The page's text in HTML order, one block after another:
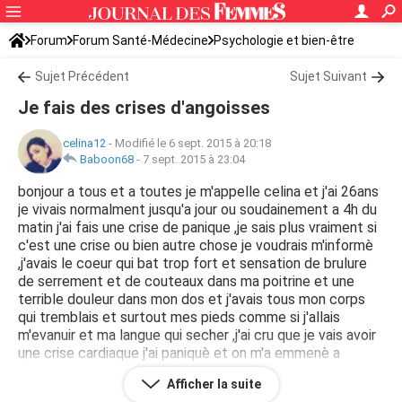
Forum Forum Santé-Médecine Psychologie et bien-être
Sujet Précédent Sujet Suivant
Je fais des crises d'angoisses
celina12 - Modifié le 6 sept. 2015 à 20:18
Baboon68 - 7 sept. 2015 à 23:04
bonjour a tous et a toutes je m'appelle celina et j'ai 26ans
je vivais normalment jusqu'a jour ou soudainement a 4h du
matin j'ai fais une crise de panique ,je sais plus vraiment si
c'est une crise ou bien autre chose je voudrais m'informè
,j'avais le coeur qui bat trop fort et sensation de brulure
de serrement et de couteaux dans ma poitrine et une
terrible douleur dans mon dos et j'avais tous mon corps
qui tremblais et surtout mes pieds comme si j'allais
m'evanuir et ma langue qui secher ,j'ai cru que je vais avoir
une crise cardiaque j'ai paniquè et on m'a emmenè a
l'hopital .la tension normal .mon coeur bat tres bien avec
le test d'esg ,je suis restè 3h avec le serum et j'ai
Afficher la suite